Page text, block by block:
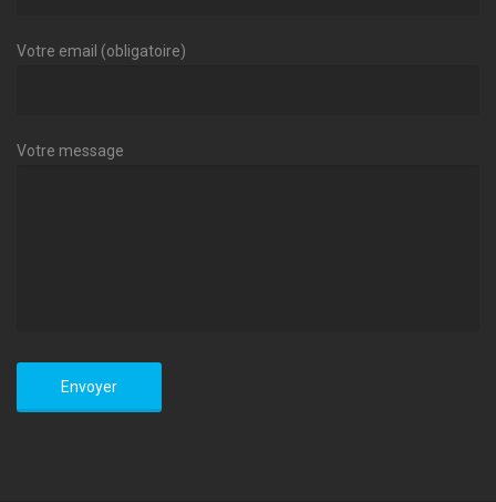
Votre email (obligatoire)
Votre message